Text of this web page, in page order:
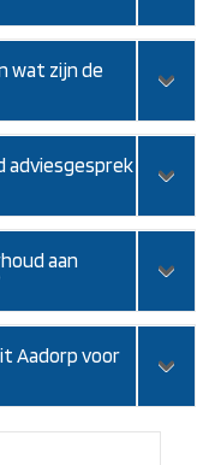
wat zijn de
adviesgesprek
aan
Aadorp voor